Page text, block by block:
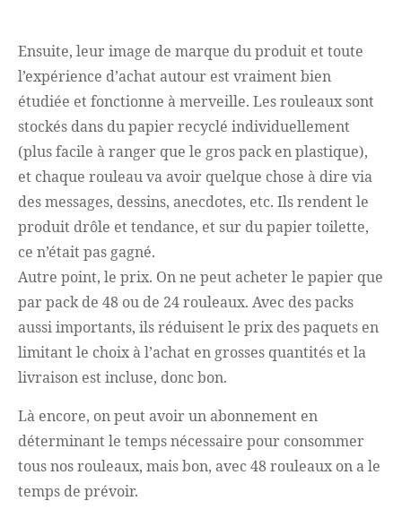
Ensuite, leur image de marque du produit et toute
l’expérience d’achat autour est vraiment bien
étudiée et fonctionne à merveille. Les rouleaux sont
stockés dans du papier recyclé individuellement
(plus facile à ranger que le gros pack en plastique),
et chaque rouleau va avoir quelque chose à dire via
des messages, dessins, anecdotes, etc. Ils rendent le
produit drôle et tendance, et sur du papier toilette,
ce n’était pas gagné.
Autre point, le prix. On ne peut acheter le papier que
par pack de 48 ou de 24 rouleaux. Avec des packs
aussi importants, ils réduisent le prix des paquets en
limitant le choix à l’achat en grosses quantités et la
livraison est incluse, donc bon.
Là encore, on peut avoir un abonnement en
déterminant le temps nécessaire pour consommer
tous nos rouleaux, mais bon, avec 48 rouleaux on a le
temps de prévoir.